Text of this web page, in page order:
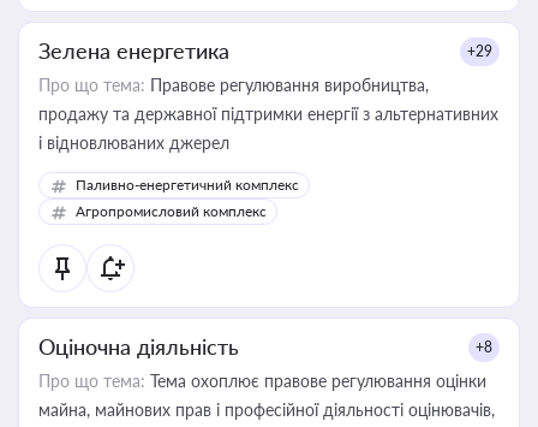
Зелена енергетика +29
Про що тема: Правове регулювання виробництва,
продажу та державної підтримки енергії з альтернативних
і відновлюваних джерел
Паливно-енергетичний комплекс
Агропромисловий комплекс
Оціночна діяльність +8
Про що тема: Тема охоплює правове регулювання оцінки
майна, майнових прав і професійної діяльності оцінювачів,